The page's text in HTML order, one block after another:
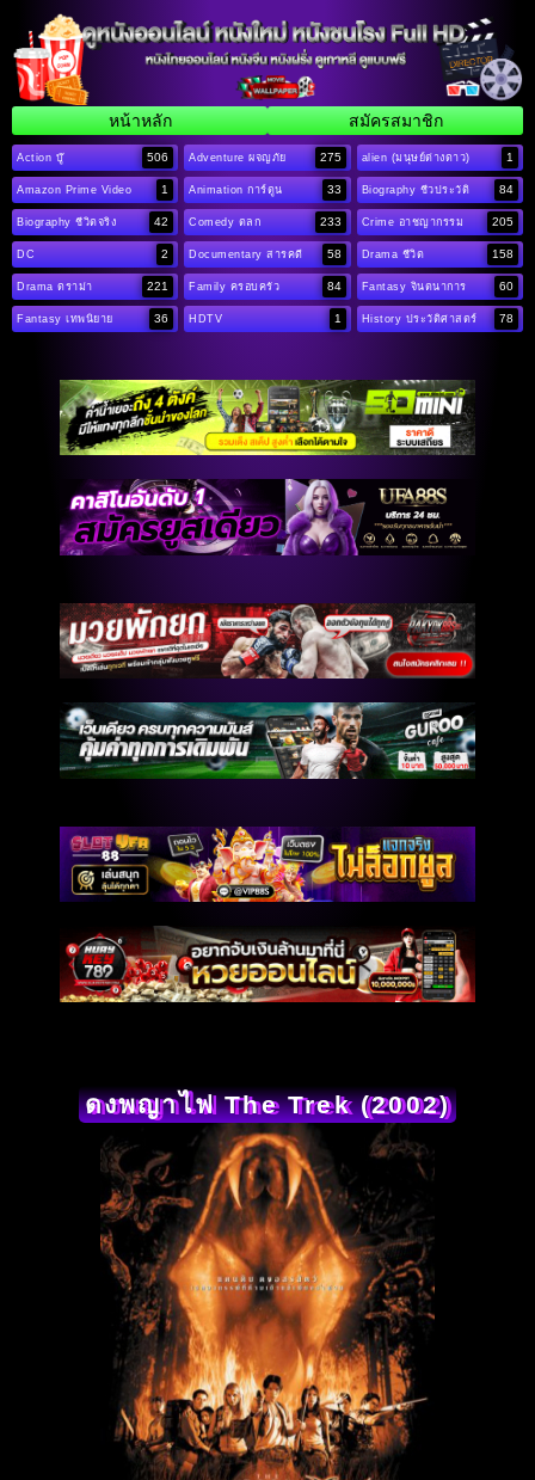
หน้าหลัก สมัครสมาชิก
Action บู๊ 506 Adventure ผจญภัย 275 alien (มนุษย์ต่างดาว) 1
Amazon Prime Video 1 Animation การ์ตูน 33 Biography ชีวประวัติ 84
Biography ชีวิตจริง 42 Comedy ตลก 233 Crime อาชญากรรม 205
DC 2 Documentary สารคดี 58 Drama ชีวิต 158
Drama ดราม่า 221 Family ครอบครัว 84 Fantasy จินตนาการ 60
Fantasy เทพนิยาย 36 HDTV 1 History ประวัติศาสตร์ 78
ดงพญาไฟ The Trek (2002)